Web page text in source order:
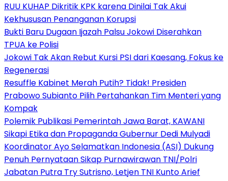
RUU KUHAP Dikritik KPK karena Dinilai Tak Akui
Kekhususan Penanganan Korupsi
Bukti Baru Dugaan Ijazah Palsu Jokowi Diserahkan
TPUA ke Polisi
Jokowi Tak Akan Rebut Kursi PSI dari Kaesang, Fokus ke
Regenerasi
Resuffle Kabinet Merah Putih? Tidak! Presiden
Prabowo Subianto Pilih Pertahankan Tim Menteri yang
Kompak
Polemik Publikasi Pemerintah Jawa Barat, KAWANI
Sikapi Etika dan Propaganda Gubernur Dedi Mulyadi
Koordinator Ayo Selamatkan Indonesia (ASI) Dukung
Penuh Pernyataan Sikap Purnawirawan TNI/Polri
Jabatan Putra Try Sutrisno, Letjen TNI Kunto Arief